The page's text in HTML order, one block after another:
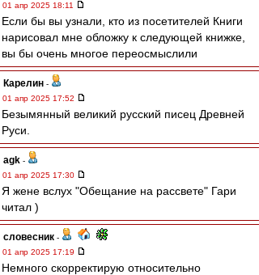
01 апр 2025 18:11
Если бы вы узнали, кто из посетителей Книги
нарисовал мне обложку к следующей книжке,
вы бы очень многое переосмыслили
Карелин -
01 апр 2025 17:52
Безымянный великий русский писец Древней
Руси.
agk -
01 апр 2025 17:30
Я жене вслух "Обещание на рассвете" Гари
читал )
словесник -
01 апр 2025 17:19
Немного скорректирую относительно